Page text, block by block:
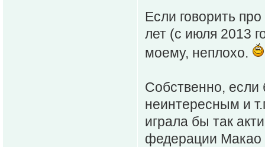
Если говорить
лет (с июля 2013
моему, неплохо.
Собственно, если
неинтересным и
играла бы так
федерации Макао